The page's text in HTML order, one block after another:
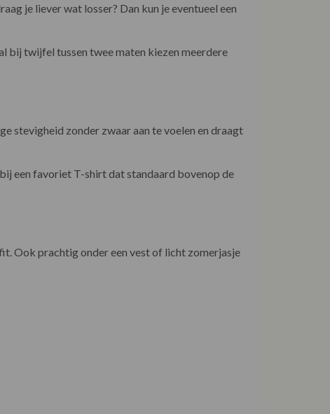
je liever wat losser? Dan kun je eventueel een
bij twijfel tussen twee maten kiezen meerdere
stevigheid zonder zwaar aan te voelen en draagt
een favoriet T-shirt dat standaard bovenop de
Ook prachtig onder een vest of licht zomerjasje